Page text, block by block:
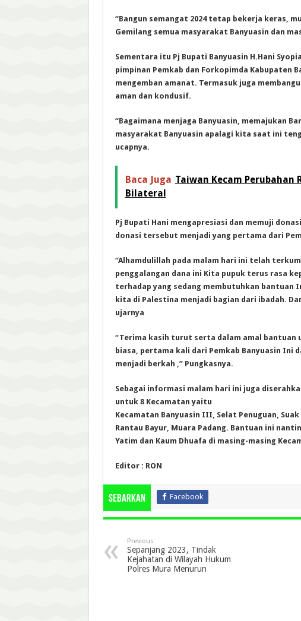
“Bangun semangat 2024 tetap bekerja keras,
Gemilang semua masyarakat Banyuasin dan
Sementara itu Pj Bupati Banyuasin H.Hani
pimpinan Pemkab dan Forkopimda Kabupaten
mengemban amanat. Termasuk juga
aman dan kondusif.
“Bagaimana menjaga Banyuasin, memajukan
masyarakat Banyuasin apalagi kita saat ini
ucapnya.
Baca Juga Taiwan Kecam Perubahan
Bilateral
Pj Bupati Hani mengapresiasi dan memuji
donasi tersebut menjadi yang pertama dari
“Alhamdulillah pada malam hari ini telah
penggalangan dana ini Kita pupuk terus rasa
terhadap yang sedang membutuhkan bantuan
kita di Palestina menjadi bagian dari ibadah.
ujarnya
“Terima kasih turut serta dalam amal bantuan
biasa, pertama kali dari Pemkab Banyuasin Ini
menjadi berkah ,” Pungkasnya.
Sebagai informasi malam hari ini juga
untuk 8 Kecamatan yaitu
Kecamatan Banyuasin III, Selat Penuguan, Suak
Rantau Bayur, Muara Padang. Bantuan ini
Yatim dan Kaum Dhuafa di masing-masing
Editor : RON
Sebarkan Facebook
Previous
Sepanjang 2023, Tindak
Kejahatan di Wilayah Hukum
Polres Mura Menurun